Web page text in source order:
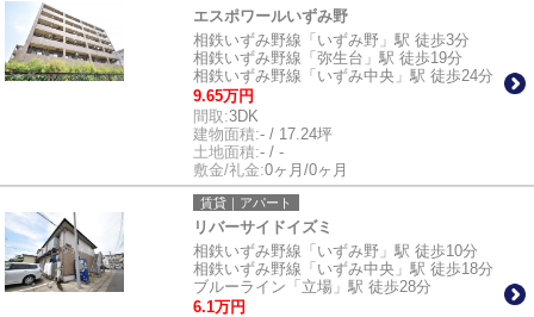
エスポワールいずみ野
相鉄いずみ野線「いずみ野」駅 徒歩3分
相鉄いずみ野線「弥生台」駅 徒歩19分
相鉄いずみ野線「いずみ中央」駅 徒歩24分
9.65万円
間取:3DK
建物面積:- / 17.24坪
土地面積:- / -
敷金/礼金:0ヶ月/0ヶ月
賃貸｜アパート
リバーサイドイズミ
相鉄いずみ野線「いずみ野」駅 徒歩10分
相鉄いずみ野線「いずみ中央」駅 徒歩18分
ブルーライン「立場」駅 徒歩28分
6.1万円